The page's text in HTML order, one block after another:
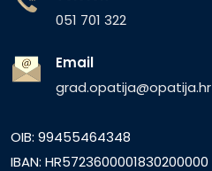
051 701 322
Email
grad.opatija@opatija.hr
OIB: 99455464348
IBAN: HR5723600001830200000